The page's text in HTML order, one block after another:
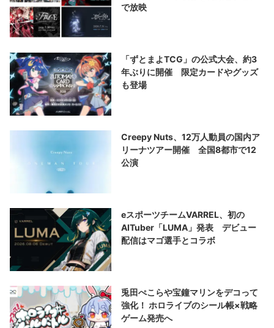
で放映
「ずとまよTCG」の公式大会、約3
年ぶりに開催 限定カードやグッズ
も登場
Creepy Nuts、12万人動員の国内ア
リーナツアー開催 全国8都市で12
公演
eスポーツチームVARREL、初の
AITuber「LUMA」発表 デビュー
配信はマゴ選手とコラボ
兎田ぺこらや宝鐘マリンをデコって
強化！ ホロライブのシール帳×戦略
ゲーム発売へ